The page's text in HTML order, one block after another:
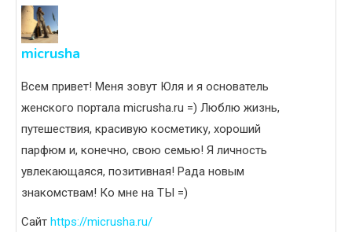
micrusha
Всем привет! Меня зовут Юля и я основатель
женского портала micrusha.ru =) Люблю жизнь,
путешествия, красивую косметику, хороший
парфюм и, конечно, свою семью! Я личность
увлекающаяся, позитивная! Рада новым
знакомствам! Ко мне на ТЫ =)
Сайт https://micrusha.ru/